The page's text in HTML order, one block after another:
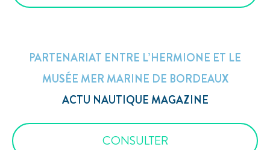
PARTENARIAT ENTRE L’HERMIONE ET LE
MUSÉE MER MARINE DE BORDEAUX
ACTU NAUTIQUE MAGAZINE
CONSULTER